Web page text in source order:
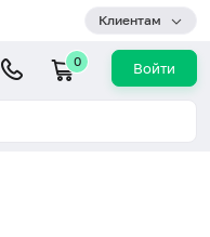
Клиентам
0 Войти